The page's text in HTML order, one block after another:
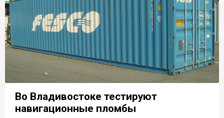
Во Владивостоке тестируют
навигационные пломбы